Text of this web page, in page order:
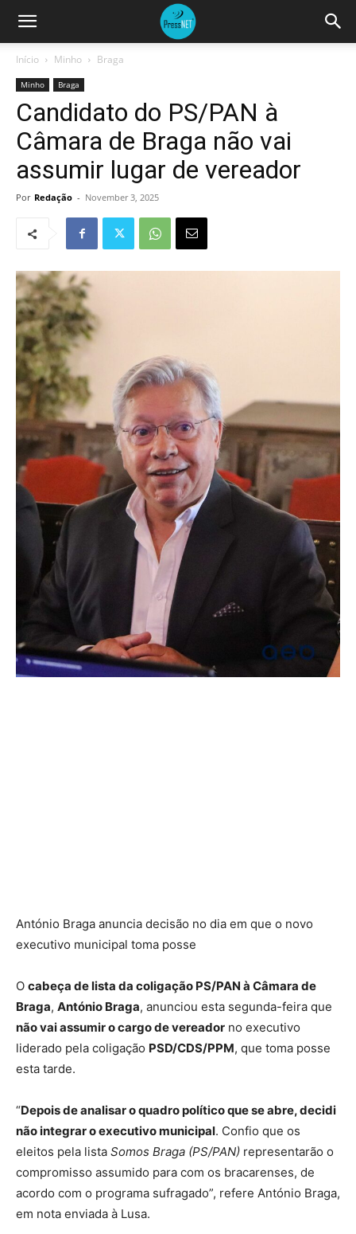
Início Minho Braga
Minho Braga
Candidato do PS/PAN à
Câmara de Braga não vai
assumir lugar de vereador
Por Redação - November 3, 2025
António Braga anuncia decisão no dia em que o novo
executivo municipal toma posse
O cabeça de lista da coligação PS/PAN à Câmara de
Braga, António Braga, anunciou esta segunda-feira que
não vai assumir o cargo de vereador no executivo
liderado pela coligação PSD/CDS/PPM, que toma posse
esta tarde.
“Depois de analisar o quadro político que se abre, decidi
não integrar o executivo municipal. Confio que os
eleitos pela lista Somos Braga (PS/PAN) representarão o
compromisso assumido para com os bracarenses, de
acordo com o programa sufragado”, refere António Braga,
em nota enviada à Lusa.